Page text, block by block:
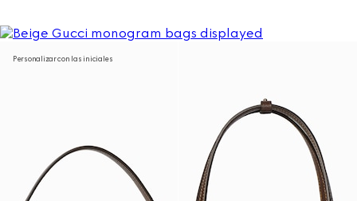
Personalizar con las iniciales